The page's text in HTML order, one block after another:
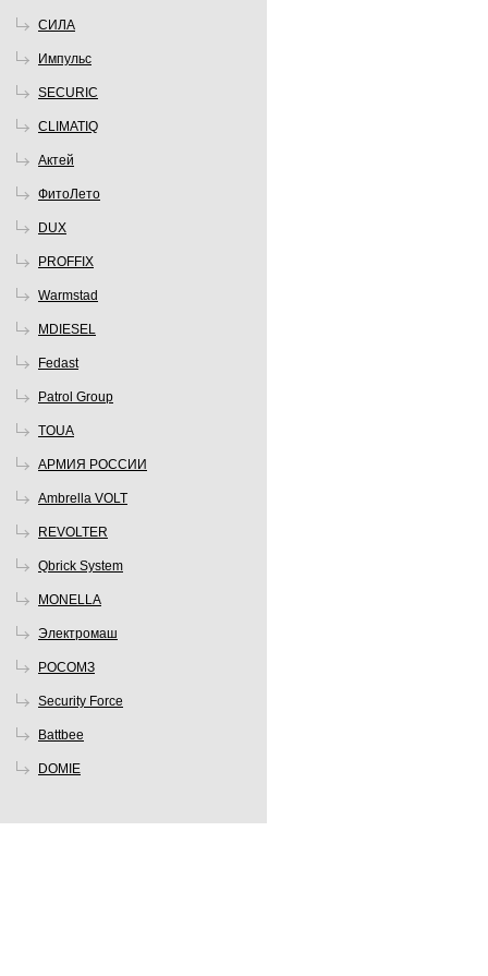
СИЛА
Импульс
SECURIC
CLIMATIQ
Актей
ФитоЛето
DUX
PROFFIX
Warmstad
MDIESEL
Fedast
Patrol Group
TOUA
АРМИЯ РОССИИ
Ambrella VOLT
REVOLTER
Qbrick System
MONELLA
Электромаш
РОСОМЗ
Security Force
Battbee
DOMIE